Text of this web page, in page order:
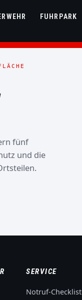
FUHRPARK
fünf
und die
DER STADT WEIDEN
SERVICE
Notruf-